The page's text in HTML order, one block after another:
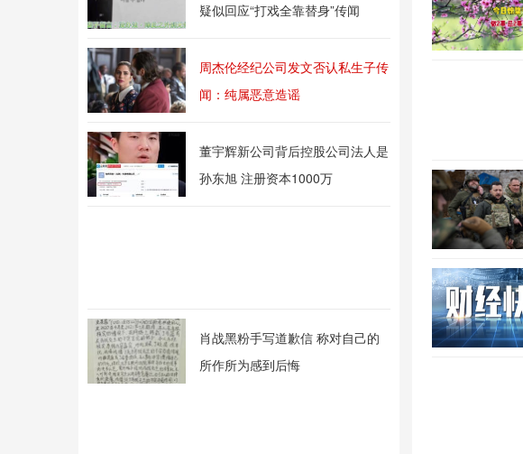
疑似回应“打戏全靠替身”传闻
周杰伦经纪公司发文否认私生子传
闻：纯属恶意造谣
董宇辉新公司背后控股公司法人是
孙东旭 注册资本1000万
肖战黑粉手写道歉信 称对自己的
所作所为感到后悔